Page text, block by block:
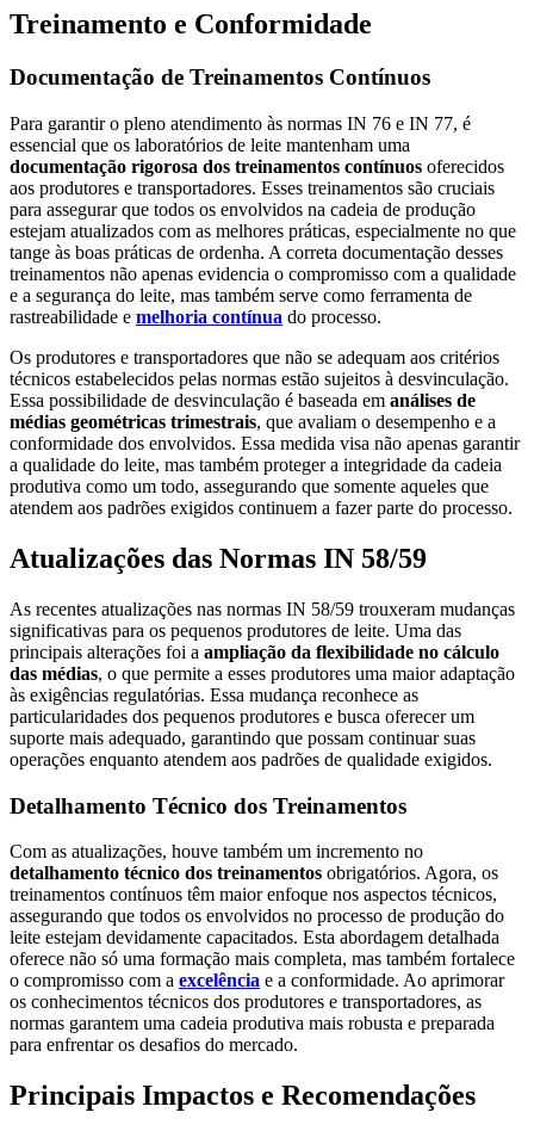
Treinamento e Conformidade
Documentação de Treinamentos Contínuos
Para garantir o pleno atendimento às normas IN 76 e IN 77, é
essencial que os laboratórios de leite mantenham uma
documentação rigorosa dos treinamentos contínuos oferecidos
aos produtores e transportadores. Esses treinamentos são cruciais
para assegurar que todos os envolvidos na cadeia de produção
estejam atualizados com as melhores práticas, especialmente no que
tange às boas práticas de ordenha. A correta documentação desses
treinamentos não apenas evidencia o compromisso com a qualidade
e a segurança do leite, mas também serve como ferramenta de
rastreabilidade e melhoria contínua do processo.
Os produtores e transportadores que não se adequam aos critérios
técnicos estabelecidos pelas normas estão sujeitos à desvinculação.
Essa possibilidade de desvinculação é baseada em análises de
médias geométricas trimestrais, que avaliam o desempenho e a
conformidade dos envolvidos. Essa medida visa não apenas garantir
a qualidade do leite, mas também proteger a integridade da cadeia
produtiva como um todo, assegurando que somente aqueles que
atendem aos padrões exigidos continuem a fazer parte do processo.
Atualizações das Normas IN 58/59
As recentes atualizações nas normas IN 58/59 trouxeram mudanças
significativas para os pequenos produtores de leite. Uma das
principais alterações foi a ampliação da flexibilidade no cálculo
das médias, o que permite a esses produtores uma maior adaptação
às exigências regulatórias. Essa mudança reconhece as
particularidades dos pequenos produtores e busca oferecer um
suporte mais adequado, garantindo que possam continuar suas
operações enquanto atendem aos padrões de qualidade exigidos.
Detalhamento Técnico dos Treinamentos
Com as atualizações, houve também um incremento no
detalhamento técnico dos treinamentos obrigatórios. Agora, os
treinamentos contínuos têm maior enfoque nos aspectos técnicos,
assegurando que todos os envolvidos no processo de produção do
leite estejam devidamente capacitados. Esta abordagem detalhada
oferece não só uma formação mais completa, mas também fortalece
o compromisso com a excelência e a conformidade. Ao aprimorar
os conhecimentos técnicos dos produtores e transportadores, as
normas garantem uma cadeia produtiva mais robusta e preparada
para enfrentar os desafios do mercado.
Principais Impactos e Recomendações